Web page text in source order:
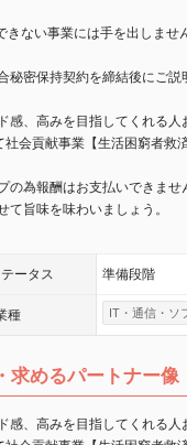
きない事業には手を出しませ
秘密保持契約を締結後にご説
感、高みを目指してくれる人
社会貢献事業【生活困窮者救
の為報酬はお支払いできませ
て旨味を味わいましょう。
ータス 準備段階
種 IT・通信・ソ
求めるパートナー像
感、高みを目指してくれる人